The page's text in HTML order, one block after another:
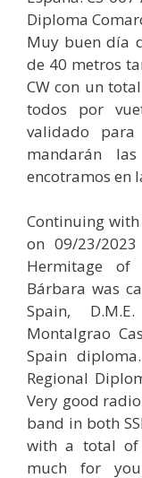
Diploma
Muy buen día
de 40 metros
CW con un
todos por
validado
mandarán
encotramos en
Continuing
on 09/23/
Hermitage of
Bárbara was
Spain,
Montalgrao
Spain diploma.
Regional
Very good
band in both
with a total of
much for